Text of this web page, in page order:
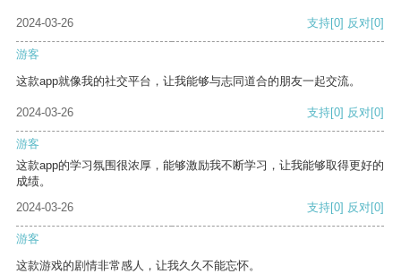
2024-03-26 支持[0] 反对[0]
游客
这款app就像我的社交平台，让我能够与志同道合的朋友一起交流。
2024-03-26 支持[0] 反对[0]
游客
这款app的学习氛围很浓厚，能够激励我不断学习，让我能够取得更好的
成绩。
2024-03-26
支持[0] 反对[0]
游客
这款游戏的剧情非常感人，让我久久不能忘怀。